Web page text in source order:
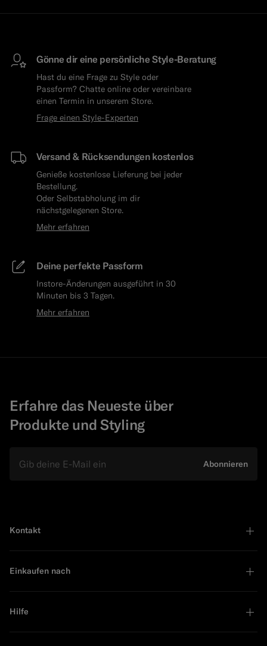
Gönne dir eine persönliche Style-Beratung
Hast du eine Frage zu Style oder
Passform? Chatte online oder vereinbare
einen Termin in unserem Store.
Frage einen Style-Experten
Versand & Rücksendungen kostenlos
Genieße kostenlose Lieferung bei jeder
Bestellung.
Oder Selbstabholung im dir
nächstgelegenen Store.
Mehr erfahren
Deine perfekte Passform
Instore-Änderungen ausgeführt in 30
Minuten bis 3 Tagen.
Mehr erfahren
Erfahre das Neueste über
Produkte und Styling
Abonnieren
Kontakt
Einkaufen nach
Hilfe